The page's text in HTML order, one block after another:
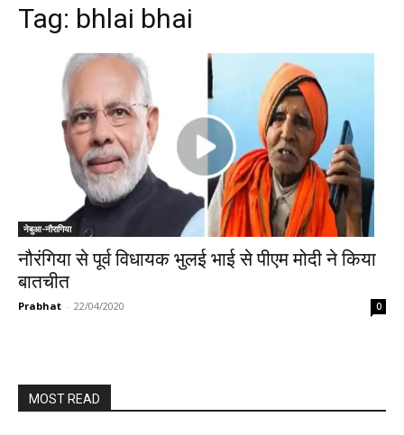
Tag: bhlai bhai
नेबुआ-नौरागिया
नौरंगिया से पूर्व विधायक भुलई भाई से पीएम मोदी ने किया
बातचीत
Prabhat - 22/04/2020 0
MOST READ